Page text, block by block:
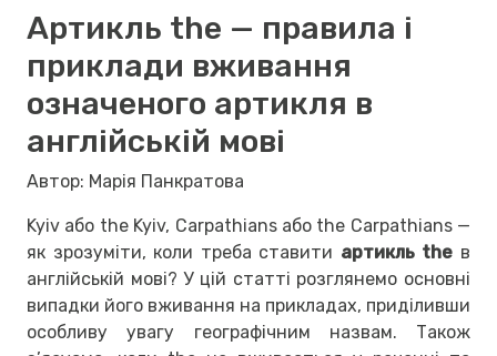
Артикль the — правила і
приклади вживання
означеного артикля в
англійській мові
Автор: Марія Панкратова
Kyiv або the Kyiv, Carpathians або the Carpathians —
як зрозуміти, коли треба ставити артикль the в
англійській мові? У цій статті розглянемо основні
випадки його вживання на прикладах, приділивши
особливу увагу географічним назвам. Також